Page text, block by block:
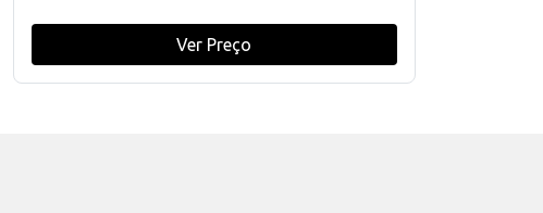
Ver Preço